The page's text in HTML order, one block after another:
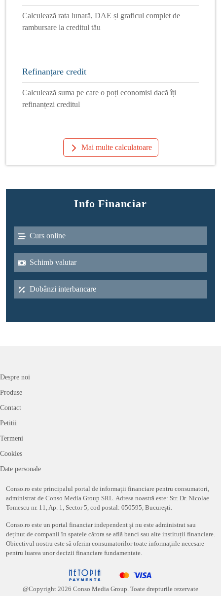
Calculează rata lunară, DAE și graficul complet de
rambursare la creditul tău
Refinanțare credit
Calculează suma pe care o poți economisi dacă îți
refinanțezi creditul
Mai multe calculatoare
Info Financiar
Curs online
Schimb valutar
Dobânzi interbancare
Despre noi
Produse
Contact
Petitii
Termeni
Cookies
Date personale
Conso.ro este principalul portal de informații financiare pentru consumatori,
administrat de Conso Media Group SRL. Adresa noastră este: Str. Dr. Nicolae
Tomescu nr. 11, Ap. 1, Sector 5, cod postal: 050595, București.
Conso.ro este un portal financiar independent și nu este administrat sau
deținut de companii în spatele cărora se află banci sau alte instituții financiare.
Obiectivul nostru este să oferim consumatorilor toate informațiile necesare
pentru luarea unor decizii financiare fundamentate.
@Copyright 2026 Conso Media Group. Toate drepturile rezervate